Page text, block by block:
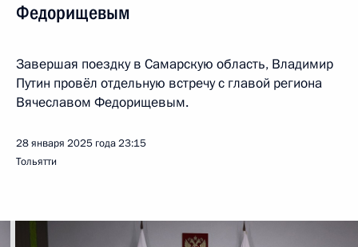
Федорищевым
Завершая поездку в Самарскую область, Владимир
Путин провёл отдельную встречу с главой региона
Вячеславом Федорищевым.
28 января 2025 года23:15
Тольятти